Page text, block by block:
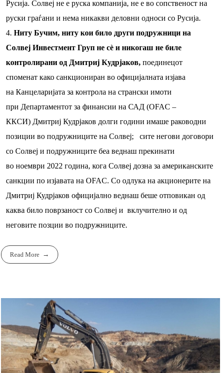
Русија. Солвеј не е руска компанија, не е во сопственост на
руски граѓани и нема никакви деловни односи со Русија.
Ниту Бучим, ниту кои било други подружници на
Солвеј Инвестмент Груп не сè и никогаш не биле
контролирани од Дмитриј Кудрјаков, поединецот
споменат како санкциониран во официјалната изјава
на Канцеларијата за контрола на странски имоти
при Департаментот за финансии на САД (OFAC –
ККСИ) Дмитриј Кудрјаков долги години имаше раководни
позиции во подружниците на Солвеј;
сите негови договори
со Солвеј и подружниците беа веднаш прекинати
во ноември 2022 година, кога Солвеј дозна за американските
санкции по изјавата на OFAC. Со одлука на акционерите на
Дмитриј Кудрјаков официјално веднаш беше отповикан од
каква било поврзаност со Солвеј и вклучително и од
неговите позции во подружниците.
Read More